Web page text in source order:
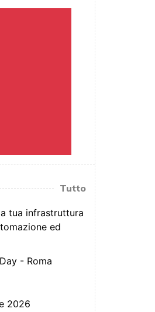
Tutto
tua infrastruttura
ed
- Roma
2026